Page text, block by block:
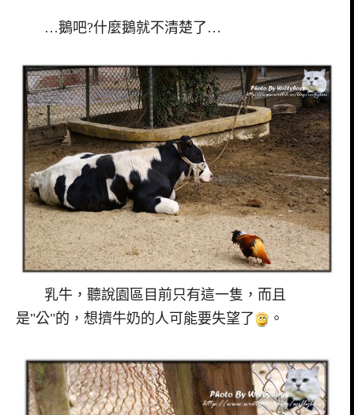
…鵝吧?什麼鵝就不清楚了…
乳牛，聽說園區目前只有這一隻，而且
是"公"的，想擠牛奶的人可能要失望了
。